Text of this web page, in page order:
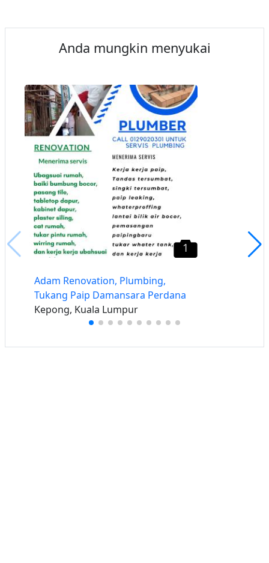
Anda mungkin menyukai
1
Adam Renovation, Plumbing,
Tukang Paip Damansara Perdana
Kepong, Kuala Lumpur